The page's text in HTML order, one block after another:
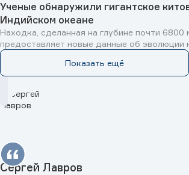
Ученые обнаружили гигантское
Индийском океане
Находка, сделанная на глубине почти 6800
предоставляет новые данные об эволюции
Показать ещё
Сергей Лавров